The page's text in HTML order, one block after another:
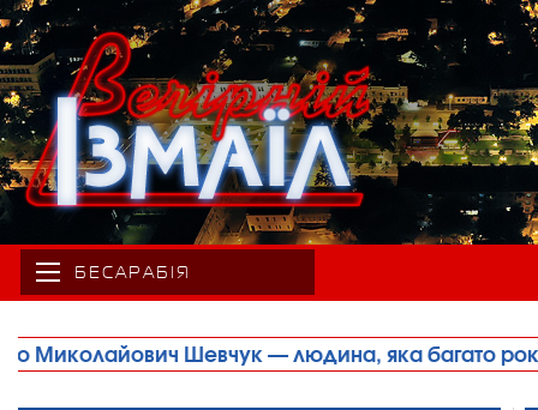
БЕСАРАБІЯ
яка багато років свого життя присвятила